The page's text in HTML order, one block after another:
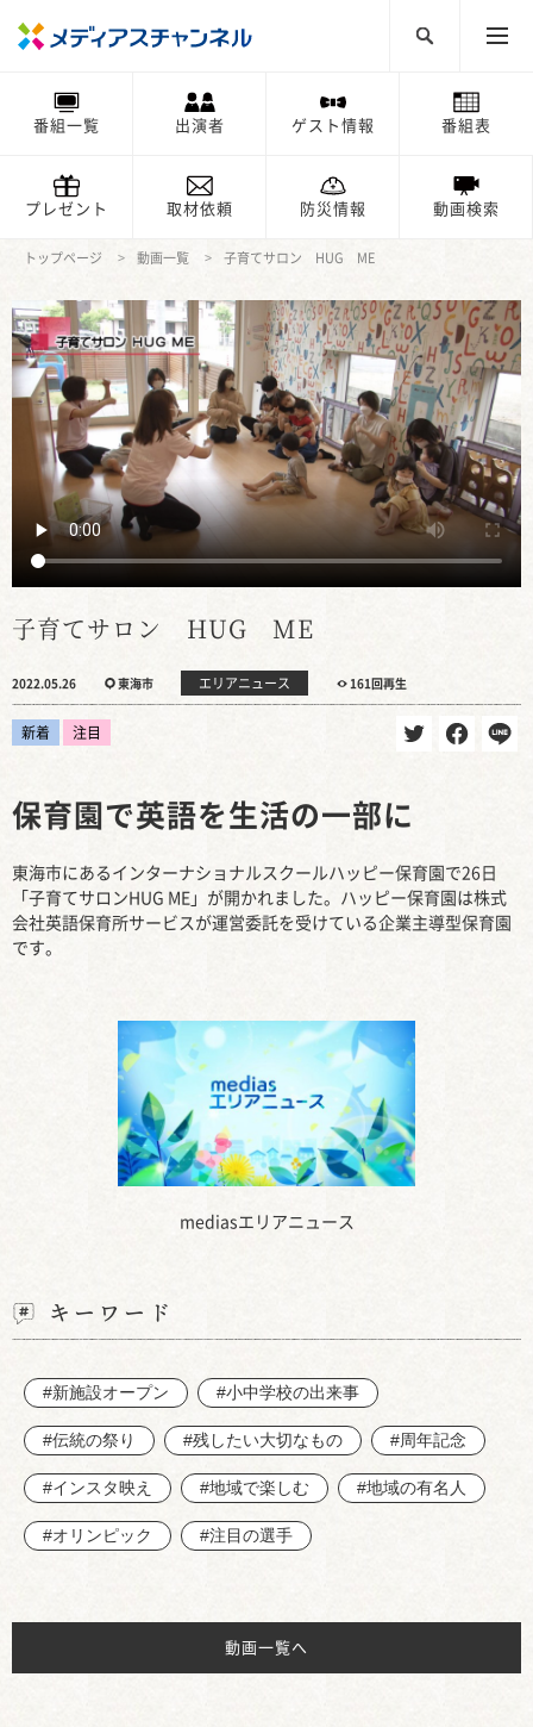
番組一覧 出演者 ゲスト情報 番組表
プレゼント 取材依頼 防災情報 動画検索
トップページ 動画一覧 子育てサロン HUG ME
子育てサロン HUG ME
2022.05.26 東海市 エリアニュース 161回再生
新着 注目
mediasエリアニュース
保育園で英語を生活の一部に
東海市にあるインターナショナルスクールハッピー保育園で26日
「子育てサロンHUG ME」が開かれました。ハッピー保育園は株式
会社英語保育所サービスが運営委託を受けている企業主導型保育園
です。
キーワード
#新施設オープン #小中学校の出来事
#伝統の祭り #残したい大切なもの #周年記念
#インスタ映え #地域で楽しむ #地域の有名人
#オリンピック #注目の選手
動画一覧へ